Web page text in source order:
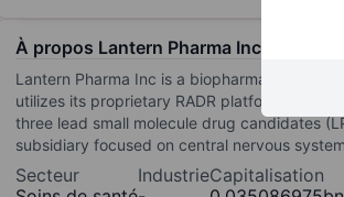
À propos Lantern Pharma Inc
Lantern Pharma Inc is a biopharmaceutical
utilizes its proprietary RADR platform to
three lead small molecule drug candidates
subsidiary focused on central nervous
Secteur
IndustrieCapitalisation